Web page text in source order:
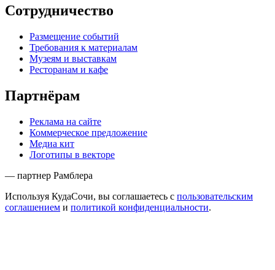
Сотрудничество
Размещение событий
Требования к материалам
Музеям и выставкам
Ресторанам и кафе
Партнёрам
Реклама на сайте
Коммерческое предложение
Медиа кит
Логотипы в векторе
— партнер Рамблера
Используя КудаСочи, вы соглашаетесь с пользовательским
соглашением и политикой конфиденциальности.